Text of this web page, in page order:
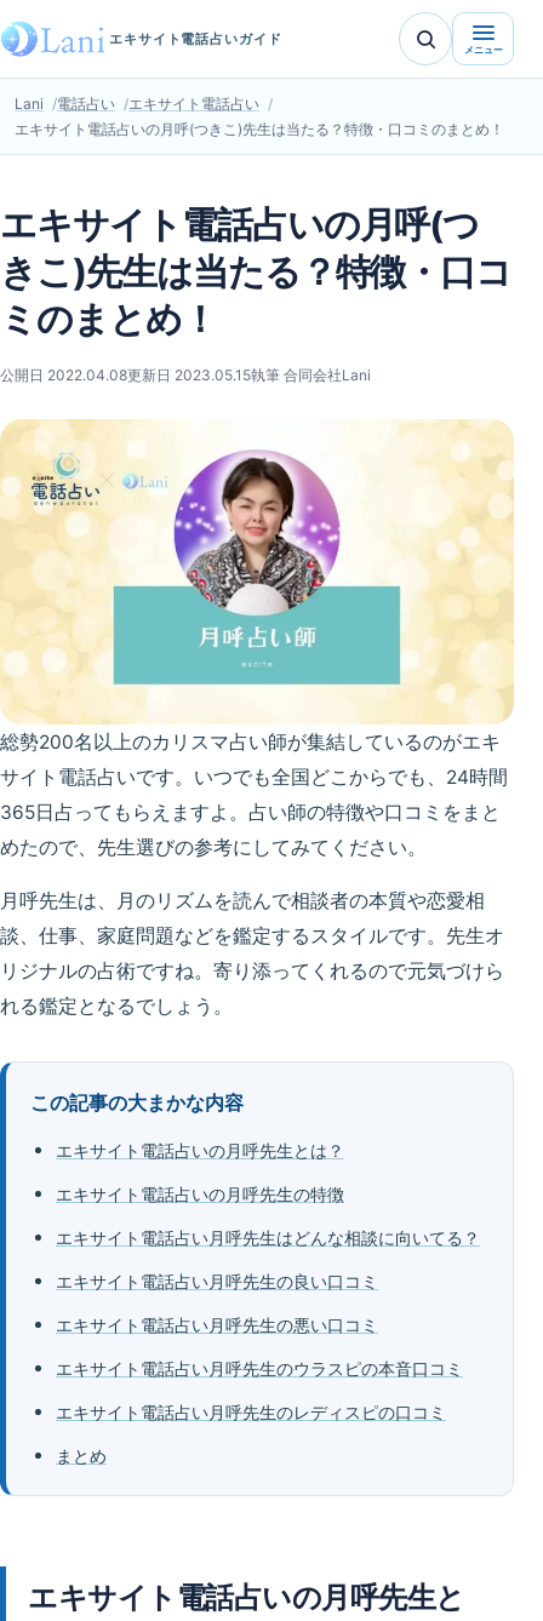
エキサイト電話占いガイド
メニュー
Lani 電話占い
エキサイト電話占い
エキサイト電話占いの月呼(つきこ)先生は当たる？特徴・口コミのまとめ！
エキサイト電話占いの月呼(つ
きこ)先生は当たる？特徴・口コ
ミのまとめ！
公開日 2022.04.08更新日 2023.05.15執筆 合同会社Lani
総勢200名以上のカリスマ占い師が集結しているのがエキ
サイト電話占いです。いつでも全国どこからでも、24時間
365日占ってもらえますよ。占い師の特徴や口コミをまと
めたので、先生選びの参考にしてみてください。
月呼先生は、月のリズムを読んで相談者の本質や恋愛相
談、仕事、家庭問題などを鑑定するスタイルです。先生オ
リジナルの占術ですね。寄り添ってくれるので元気づけら
れる鑑定となるでしょう。
この記事の大まかな内容
エキサイト電話占いの月呼先生とは？
エキサイト電話占いの月呼先生の特徴
エキサイト電話占い月呼先生はどんな相談に向いてる？
エキサイト電話占い月呼先生の良い口コミ
エキサイト電話占い月呼先生の悪い口コミ
エキサイト電話占い月呼先生のウラスピの本音口コミ
エキサイト電話占い月呼先生のレディスピの口コミ
まとめ
エキサイト電話占いの月呼先生と